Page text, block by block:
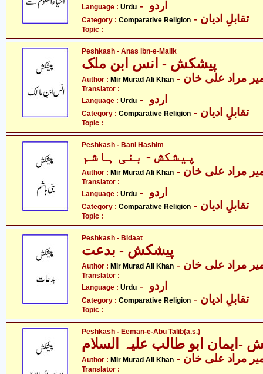
Language : Urdu
Category : Comparative Religion - تقابلِ ادیان
Topic :
Peshkash - Anas ibn-e-Malik
پیشکش - انس ابن ملک
Author : Mir Murad Ali Khan میر مراد علی خان
Translator :
Language : Urdu
Category : Comparative Religion - تقابلِ ادیان
Topic :
Peshkash - Bani Hashim
پیشکش - بنی ہاشم
Author : Mir Murad Ali Khan میر مراد علی خان
Translator :
Language : Urdu
Category : Comparative Religion - تقابلِ ادیان
Topic :
Peshkash - Bidaat
پیشکش - بدعت
Author : Mir Murad Ali Khan میر مراد علی خان
Translator :
Language : Urdu
Category : Comparative Religion - تقابلِ ادیان
Topic :
Peshkash - Eeman-e-Abu Talib(a.s.)
-ایمان ابو طالب علیہ السلام
Author : Mir Murad Ali Khan میر مراد علی خان
Translator :